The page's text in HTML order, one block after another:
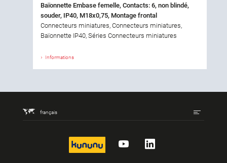
Baïonnette Embase femelle, Contacts: 6, non blindé,
souder, IP40, M18x0,75, Montage frontal
Connecteurs miniatures, Connecteurs miniatures,
Baïonnette IP40, Séries Connecteurs miniatures
Informations
français
kununu YouTubeLinkedIn